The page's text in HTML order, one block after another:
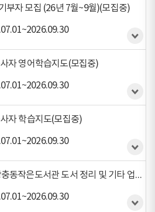
부자 모집 (26년 7월~9월)(모집중)
자 영어학습지도(모집중)
자 학습지도(모집중)
(26년 7~9월/평일 오전) 장충동작은도서관 도서 정리 및 기타 업무보조 자원봉사 활동 (모집중)(모집중)